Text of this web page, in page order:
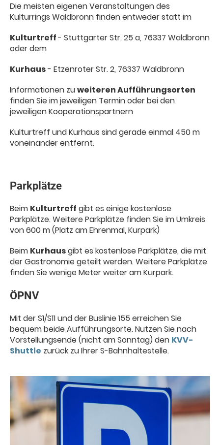
Die meisten eigenen Veranstaltungen des
Kulturrings Waldbronn finden entweder statt im
Kulturtreff- Stuttgarter Str. 25 a, 76337 Waldbronn
oder dem
Kurhaus- Etzenroter Str. 2, 76337 Waldbronn
Informationen zuweiteren Aufführungsorten
finden Sie im jeweiligen Termin oder bei den
jeweiligen Kooperationspartnern
Kulturtreff und Kurhaus sind gerade einmal 450 m
voneinander entfernt.
Parkplätze
Beim Kulturtreff gibt es einige kostenlose
Parkplätze. Weitere Parkplätze finden Sie im Umkreis
von 600 m (Platz am Ehrenmal, Kurpark)
Beim Kurhausgibt es kostenlose Parkplätze, die mit
der Gastronomie geteilt werden. Weitere Parkplätze
finden Sie wenige Meter weiter am Kurpark.
ÖPNV
Mit der S1/S11 und der Buslinie 155 erreichen Sie
bequem beide Aufführungsorte. Nutzen Sie nach
Vorstellungsende (nicht am Sonntag) den KVV-
Shuttle zurück zu Ihrer S-Bahnhaltestelle.